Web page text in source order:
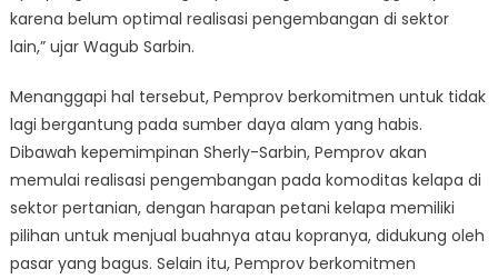
karena belum optimal realisasi pengembangan di sektor
lain,” ujar Wagub Sarbin.
Menanggapi hal tersebut, Pemprov berkomitmen untuk tidak
lagi bergantung pada sumber daya alam yang habis.
Dibawah kepemimpinan Sherly-Sarbin, Pemprov akan
memulai realisasi pengembangan pada komoditas kelapa di
sektor pertanian, dengan harapan petani kelapa memiliki
pilihan untuk menjual buahnya atau kopranya, didukung oleh
pasar yang bagus. Selain itu, Pemprov berkomitmen